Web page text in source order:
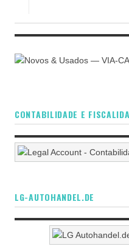
CONTABILIDADE E
LG-AUTOHANDEL.DE